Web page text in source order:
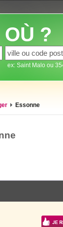
OÙ ?
ex: Saint Malo ou
Essonne